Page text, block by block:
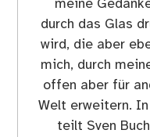
meine
durch das Glas
wird, die aber
mich, durch
offen aber für
Welt erweitern.
teilt Sven